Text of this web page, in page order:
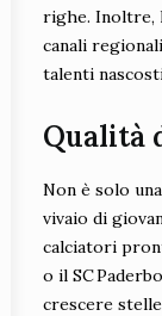
righe. Inoltre,
canali
talenti
Qualità
Non è solo
vivaio di
calciatori
o il SC
crescere